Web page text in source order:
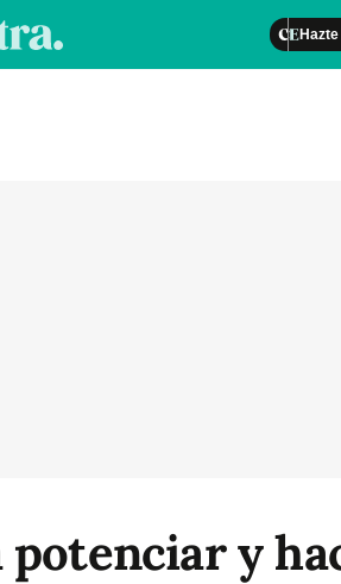
potenciar y